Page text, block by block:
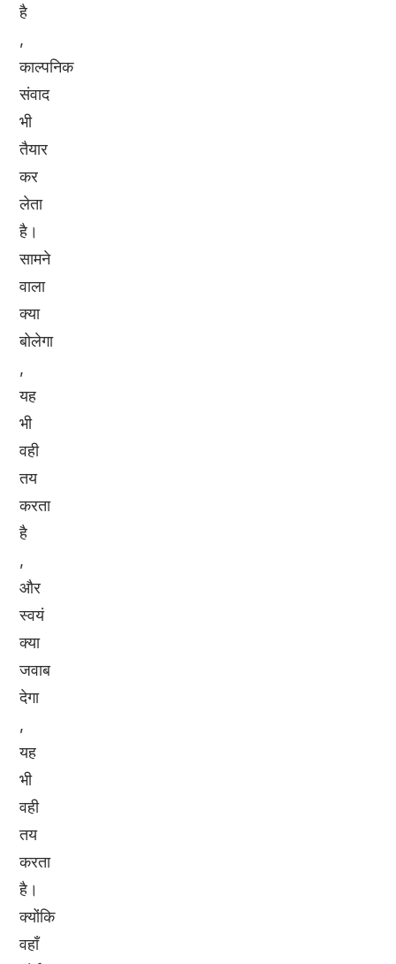
है
,
काल्पनिक
संवाद
भी
तैयार
कर
लेता
है।
सामने
वाला
क्या
बोलेगा
,
यह
भी
वही
तय
करता
है
,
और
स्वयं
क्या
जवाब
देगा
,
यह
भी
वही
तय
करता
है।
क्योंकि
वहाँ